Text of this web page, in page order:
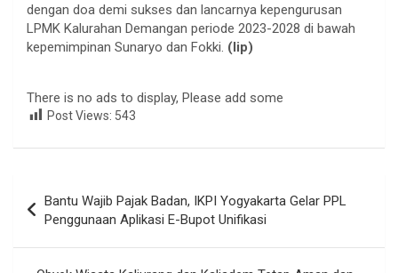
dengan doa demi sukses dan lancarnya kepengurusan
LPMK Kalurahan Demangan periode 2023-2028 di bawah
kepemimpinan Sunaryo dan Fokki. (lip)
There is no ads to display, Please add some
Post Views: 543
pos
Bantu Wajib Pajak Badan, IKPI Yogyakarta Gelar PPL
Penggunaan Aplikasi E-Bupot Unifikasi